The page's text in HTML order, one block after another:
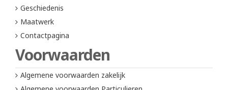
Geschiedenis
Maatwerk
Contactpagina
Voorwaarden
Algemene voorwaarden zakelijk